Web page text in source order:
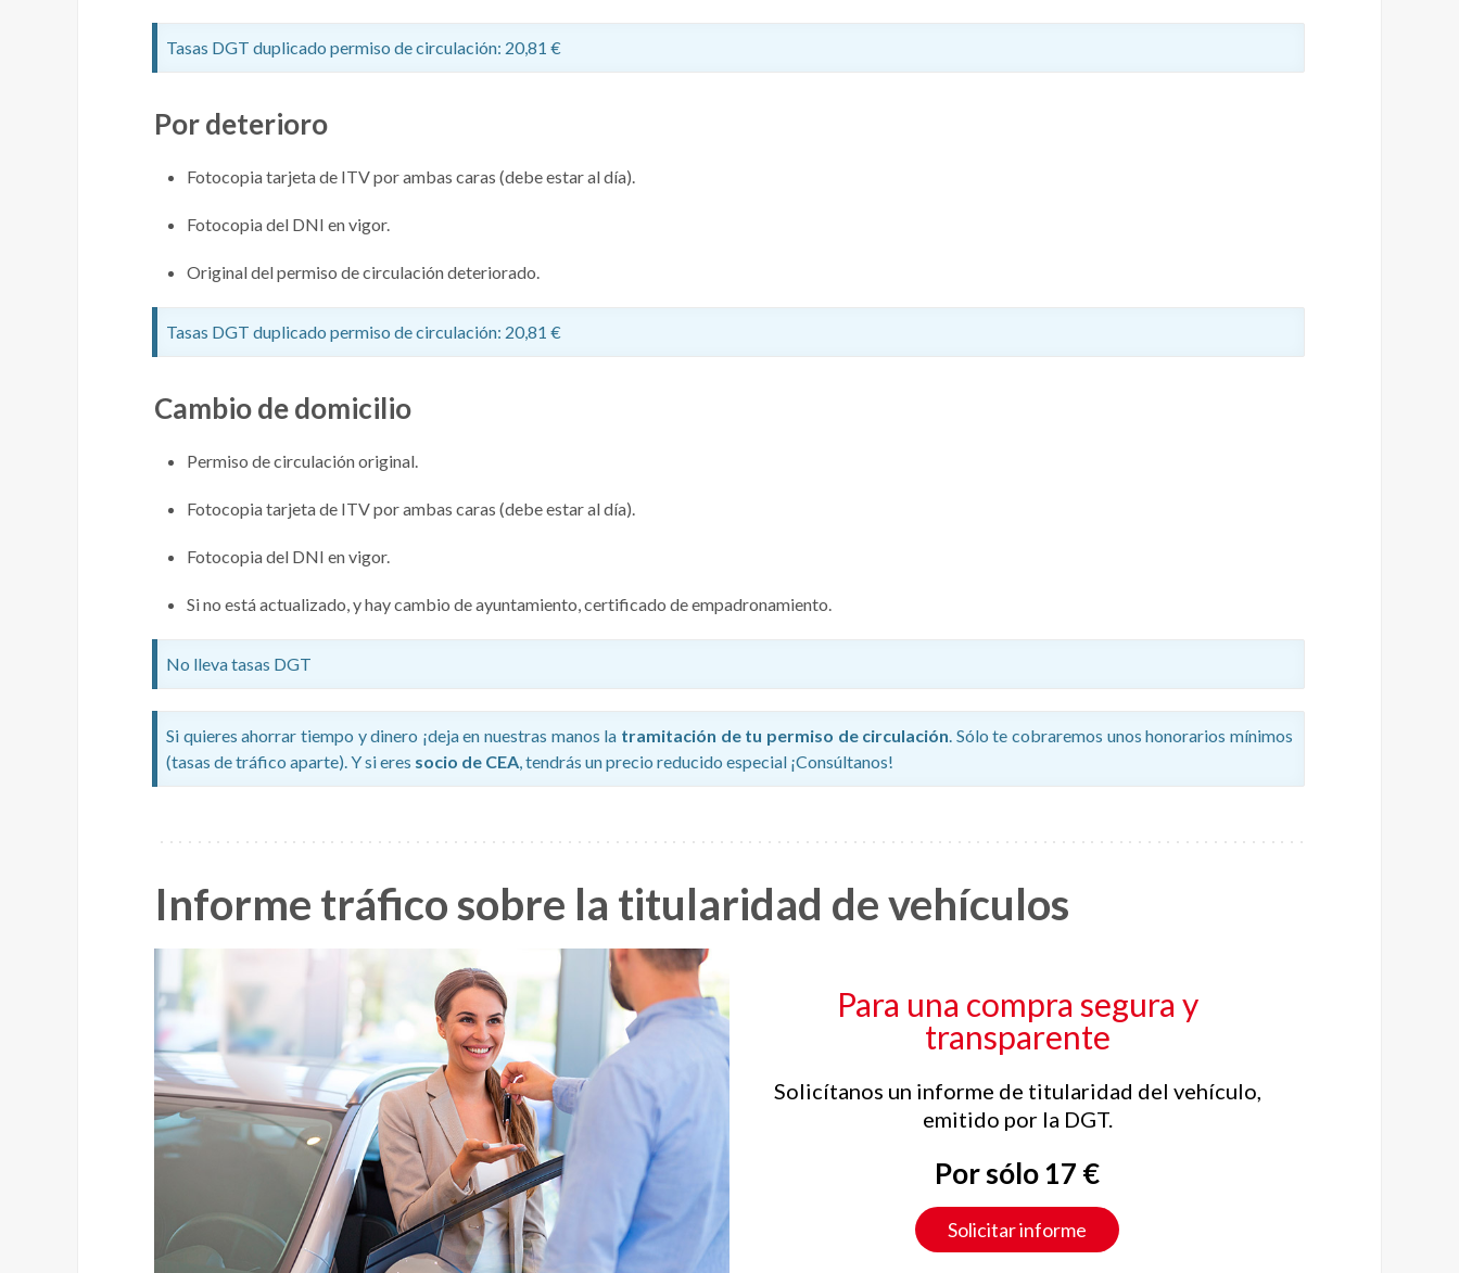
Tasas DGT duplicado permiso de circulación: 20,81 €
Por deterioro
Fotocopia tarjeta de ITV por ambas caras (debe estar al día).
Fotocopia del DNI en vigor.
Original del permiso de circulación deteriorado.
Tasas DGT duplicado permiso de circulación: 20,81 €
Cambio de domicilio
Permiso de circulación original.
Fotocopia tarjeta de ITV por ambas caras (debe estar al día).
Fotocopia del DNI en vigor.
Si no está actualizado, y hay cambio de ayuntamiento, certificado de empadronamiento.
No lleva tasas DGT
Si quieres ahorrar tiempo y dinero ¡deja en nuestras manos la tramitación de tu permiso de circulación. Sólo te cobraremos unos honorarios mínimos
(tasas de tráfico aparte). Y si eres socio de CEA, tendrás un precio reducido especial ¡Consúltanos!
Informe tráfico sobre la titularidad de vehículos
Para una compra segura y
transparente
Solicítanos un informe de titularidad del vehículo,
emitido por la DGT.
Por sólo 17 €
Solicitar informe